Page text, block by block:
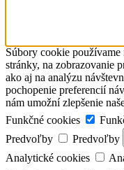
Súbory cookie používame
stránky, na zobrazovanie
ako aj na analýzu
pochopenie preferencií
nám umožní zlepšenie
Funkčné cookies
Predvoľby
Predvoľby
Analytické cookies